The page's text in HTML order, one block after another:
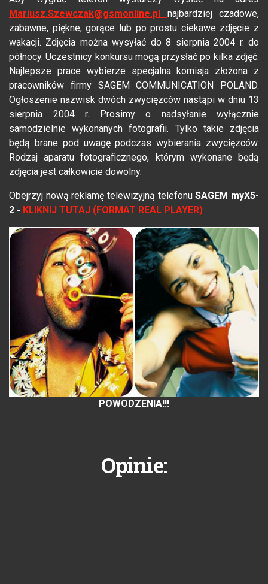
Mariusz.Szewczak@gsmonline.pl
najbardziej czadowe,
zabawne, piękne, gorące lub po prostu ciekawe zdjęcie z
wakacji. Zdjęcia można wysyłać do 8 sierpnia 2004 r. do
północy. Uczestnicy konkursu mogą przysłać po kilka zdjęć.
Najlepsze prace wybierze specjalna komisja złożona z
pracowników firmy SAGEM COMMUNICATION POLAND.
Ogłoszenie nazwisk dwóch zwycięzców nastąpi w dniu 13
sierpnia 2004 r. Prosimy o nadsyłanie wyłącznie
samodzielnie wykonanych fotografii. Tylko takie zdjęcia
będą brane pod uwagę podczas wybierania zwycięzców.
Rodzaj aparatu fotograficznego, którym wykonane będą
zdjęcia jest całkowicie dowolny.
Obejrzyj nową reklamę telewizyjną telefonuSAGEM myX5-
2 - KLIKNIJ TUTAJ (FORMAT REAL PLAYER)
POWODZENIA!!!
Opinie: